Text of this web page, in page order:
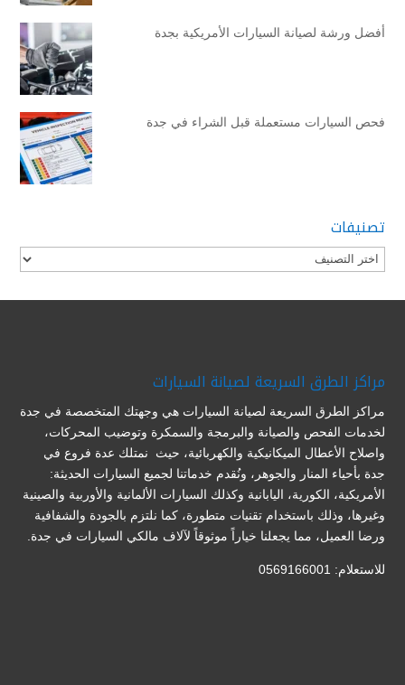
أفضل ورشة لصيانة السيارات الأمريكية بجدة
فحص السيارات مستعملة قبل الشراء في جدة
تصنيفات
تصنيفات
مراكز الطرق السريعة لصيانة السيارات
مراكز الطرق السريعة لصيانة السيارات هي وجهتك المتخصصة في جدة
لخدمات الفحص والصيانة والبرمجة والسمكرة وتوضيب المحركات،
واصلاح الأعطال الميكانيكية والكهربائية، حيث نمتلك عدة فروع في
جدة بأحياء المنار والجوهر، ونُقدم خدماتنا لجميع السيارات الحديثة:
الأمريكية، الكورية، اليابانية وكذلك السيارات الألمانية والأوربية والصينية
وغيرها، وذلك باستخدام تقنيات متطورة، كما نلتزم بالجودة والشفافية
ورضا العميل، مما يجعلنا خياراً موثوقاً لآلاف مالكي السيارات في جدة.
للاستعلام: 0569166001